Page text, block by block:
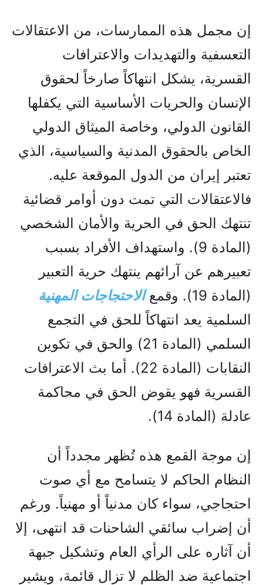
إن مجمل هذه الممارسات، من الاعتقالات
التعسفية والتهديدات والاعترافات
القسرية، يشكل انتهاكاً صارخاً لحقوق
الإنسان والحريات الأساسية التي يكفلها
القانون الدولي، وخاصة الميثاق الدولي
الخاص بالحقوق المدنية والسياسية، الذي
تعتبر إيران من الدول الموقعة عليه.
فالاعتقالات التي تمت دون أوامر قضائية
تنتهك الحق في الحرية والأمان الشخصي
(المادة 9). واستهداف الأفراد بسبب
تعبيرهم عن آرائهم ينتهك حرية التعبير
(المادة 19). وقمع
الاحتجاجات المهنية
السلمية يعد انتهاكاً للحق في التجمع
السلمي (المادة 21) والحق في تكوين
النقابات (المادة 22). أما بث الاعترافات
القسرية فهو يقوض الحق في محاكمة
عادلة (المادة 14).
إن موجة القمع هذه تُظهر مجدداً أن
النظام الحاكم لا يتسامح مع أي صوت
احتجاجي، سواء كان مدنياً أو مهنياً. ورغم
أن إضراب سائقي الشاحنات قد انتهى، إلا
أن آثاره على الرأي العام وتشكيل جبهة
اجتماعية ضد الظلم لا تزال قائمة، ويشير